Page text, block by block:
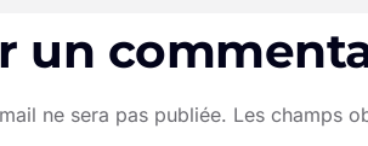
un
ne sera pas publiée. Les champs